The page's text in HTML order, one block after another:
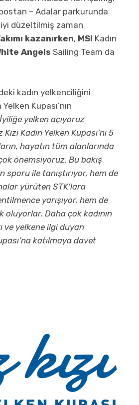
– Adalar parkurunda
iyi düzeltilmiş zaman
kazanırken, MSI Kadın
Angels Sailing Team da
kadın yelkenciliğini
Kupası’nın
yelken açıyoruz
Kadın Yelken Kupası’nı 5
hayatın tüm alanlarında
önemsiyoruz. Bu bakış
sporu ile tanıştırıyor, hem de
yürüten STK’lara
yarışıyor, hem de
Daha çok kadının
ve yelkene ilgi duyan
katılmaya davet